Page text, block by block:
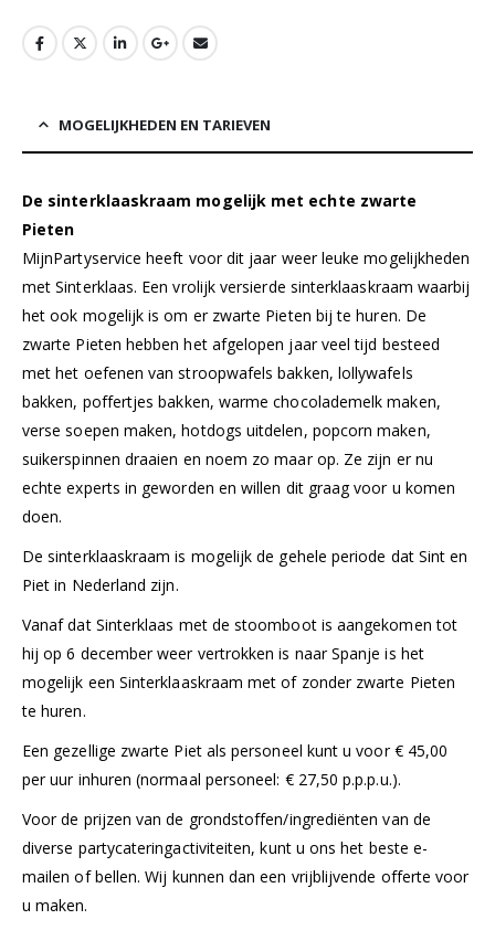
MOGELIJKHEDEN EN TARIEVEN
De sinterklaaskraam mogelijk met echte zwarte
Pieten
MijnPartyservice heeft voor dit jaar weer leuke mogelijkheden
met Sinterklaas. Een vrolijk versierde sinterklaaskraam waarbij
het ook mogelijk is om er zwarte Pieten bij te huren. De
zwarte Pieten hebben het afgelopen jaar veel tijd besteed
met het oefenen van stroopwafels bakken, lollywafels
bakken, poffertjes bakken, warme chocolademelk maken,
verse soepen maken, hotdogs uitdelen, popcorn maken,
suikerspinnen draaien en noem zo maar op. Ze zijn er nu
echte experts in geworden en willen dit graag voor u komen
doen.
De sinterklaaskraam is mogelijk de gehele periode dat Sint en
Piet in Nederland zijn.
Vanaf dat Sinterklaas met de stoomboot is aangekomen tot
hij op 6 december weer vertrokken is naar Spanje is het
mogelijk een Sinterklaaskraam met of zonder zwarte Pieten
te huren.
Een gezellige zwarte Piet als personeel kunt u voor € 45,00
per uur inhuren (normaal personeel: € 27,50 p.p.p.u.).
Voor de prijzen van de grondstoffen/ingrediënten van de
diverse partycateringactiviteiten, kunt u ons het beste e-
mailen of bellen. Wij kunnen dan een vrijblijvende offerte voor
u maken.